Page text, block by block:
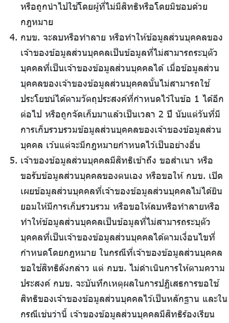
หรือถูกนำไปใช้โดยผู้ที่ไม่มีสิทธิหรือโดยมิชอบด้วย
กฎหมาย
กบข. จะลบหรือทำลาย หรือทำให้ข้อมูลส่วนบุคคลของ
เจ้าของข้อมูลส่วนบุคคลเป็นข้อมูลที่ไม่สามารถระบุตัว
บุคคลที่เป็นเจ้าของข้อมูลส่วนบุคคลได้ เมื่อข้อมูลส่วน
บุคคลของเจ้าของข้อมูลส่วนบุคคลนั้นไม่สามารถใช้
ประโยชน์ได้ตามวัตถุประสงค์ที่กำหนดไว้ในข้อ 1 ได้อีก
ต่อไป หรือถูกจัดเก็บมาแล้วเป็นเวลา 2 ปี นับแต่วันที่มี
การเก็บรวบรวมข้อมูลส่วนบุคคลของเจ้าของข้อมูลส่วน
บุคคล เว้นแต่จะมีกฎหมายกำหนดไว้เป็นอย่างอื่น
เจ้าของข้อมูลส่วนบุคคลมีสิทธิเข้าถึง ขอสำเนา หรือ
ขอรับข้อมูลส่วนบุคคลของตนเอง หรือขอให้ กบข. เปิด
เผยข้อมูลส่วนบุคคลที่เจ้าของข้อมูลส่วนบุคคลไม่ได้ยิน
ยอมให้มีการเก็บรวบรวม หรือขอให้ลบหรือทำลายหรือ
ทำให้ข้อมูลส่วนบุคคลเป็นข้อมูลที่ไม่สามารถระบุตัว
บุคคลที่เป็นเจ้าของข้อมูลส่วนบุคคลได้ตามเงื่อนไขที่
กำหนดโดยกฎหมาย ในกรณีที่เจ้าของข้อมูลส่วนบุคคล
ขอใช้สิทธิดังกล่าว แต่ กบข. ไม่ดำเนินการให้ตามความ
ประสงค์ กบข. จะบันทึกเหตุผลในการปฏิเสธการขอใช้
สิทธิของเจ้าของข้อมูลส่วนบุคคลไว้เป็นหลักฐาน และใน
กรณีเช่นว่านี้ เจ้าของข้อมูลส่วนบุคคลมีสิทธิร้องเรียน